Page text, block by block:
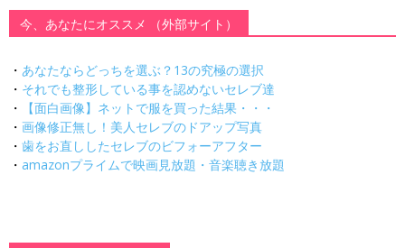
今、あなたにオススメ （外部サイト）
・ あなたならどっちを選ぶ？13の究極の選択
・ それでも整形している事を認めないセレブ達
・
【面白画像】ネットで服を買った結果・・・
・ 画像修正無し！美人セレブのドアップ写真
・ 歯をお直ししたセレブのビフォーアフター
・ amazonプライムで映画見放題・音楽聴き放題